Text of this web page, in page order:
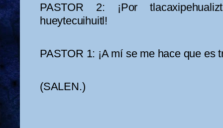
PASTOR 2: ¡Por
hueytecuihuitl!
PASTOR 1: ¡A mí se me hace que es
(SALEN.)